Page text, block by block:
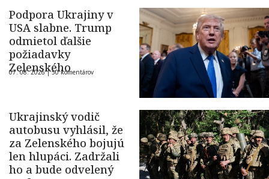
Podpora Ukrajiny v
USA slabne. Trump
odmietol ďalšie
požiadavky
Zelenského
07. 08. 2026 |50 komentárov
Ukrajinský vodič
autobusu vyhlásil, že
za Zelenského bojujú
len hlupáci. Zadržali
ho a bude odvelený